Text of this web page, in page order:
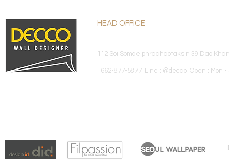
HEAD OFFICE
112 Soi Somdejphrachaotaksin 39 Dao
+662-877-5877 Line : @decco Open : Mon -